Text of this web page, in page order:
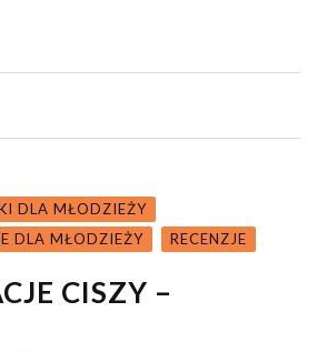
DLA MŁODZIEŻY
DLA MŁODZIEŻY
RECENZJE
CISZY –